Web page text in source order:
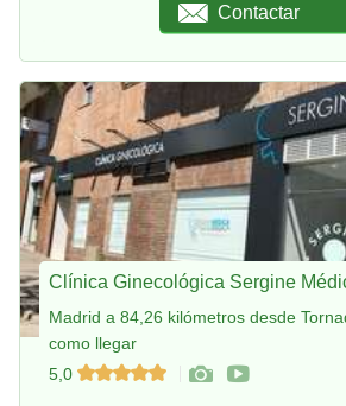
Contactar
Clínica Ginecológica Sergine
Madrid a 84,26 kilómetros desde
como llegar
5,0